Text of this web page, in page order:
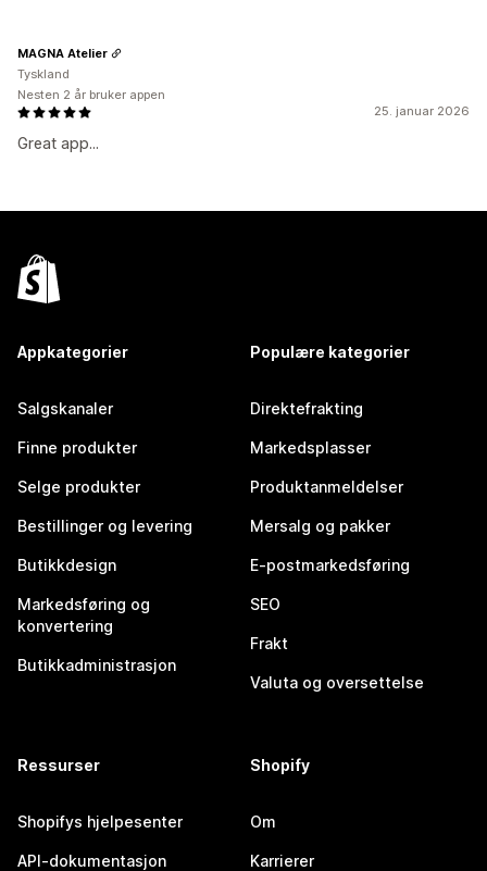
25. januar 2026
Great app...
MAGNA Atelier
Tyskland
Nesten 2 år bruker appen
Appkategorier
Salgskanaler
Finne produkter
Selge produkter
Bestillinger og levering
Butikkdesign
Markedsføring og
konvertering
Butikkadministrasjon
Populære kategorier
Direktefrakting
Markedsplasser
Produktanmeldelser
Mersalg og pakker
E-postmarkedsføring
SEO
Frakt
Valuta og oversettelse
Ressurser
Shopifys hjelpesenter
API-dokumentasjon
Shopify
Om
Karrierer